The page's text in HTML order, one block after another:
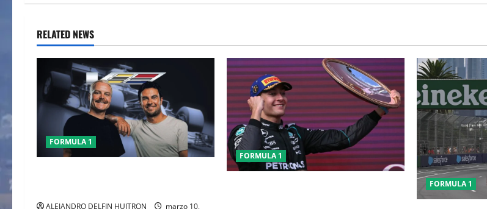
RELATED NEWS
FORMULA 1
ALEJANDRO DELFIN HUITRON
marzo 10,
FORMULA 1
FORMULA 1